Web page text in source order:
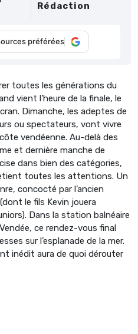
Rédaction
préférées
toutes les générations du
vient l’heure de la finale, le
Dimanche, les adeptes de
ou spectateurs, vont vivre
vendéenne. Au-delà des
et dernière manche de
dans bien des catégories,
toutes les attentions. Un
concocté par l’ancien
le fils Kevin jouera
Dans la station balnéaire
ce rendez-vous final
sur l’esplanade de la mer.
inédit aura de quoi dérouter